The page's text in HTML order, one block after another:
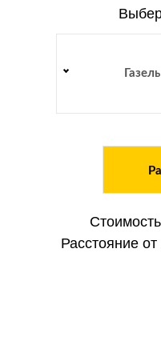
Расстояние